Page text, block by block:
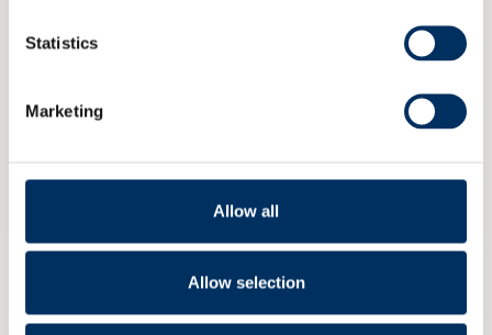
Statistics
Marketing
Allow all
Allow selection
Ikke på Arendalsuka? Her kan du
streame arrangementet til NME